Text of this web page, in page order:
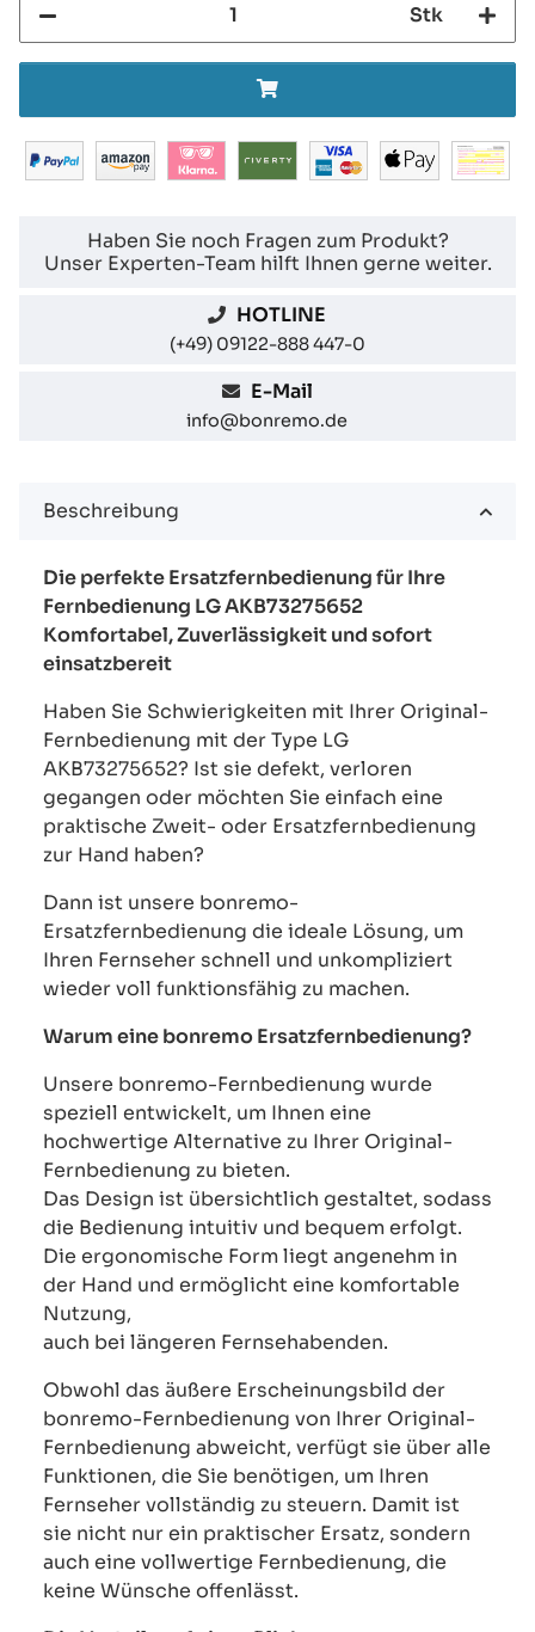
Stk
Haben Sie noch Fragen zum Produkt?
Unser Experten-Team hilft Ihnen gerne weiter.
HOTLINE
(+49) 09122-888 447-0
E-Mail
info@bonremo.de
Beschreibung
Die perfekte Ersatzfernbedienung für Ihre
Fernbedienung LG AKB73275652
Komfortabel, Zuverlässigkeit und sofort
einsatzbereit
Haben Sie Schwierigkeiten mit Ihrer Original-
Fernbedienung mit der Type LG
AKB73275652? Ist sie defekt, verloren
gegangen oder möchten Sie einfach eine
praktische Zweit- oder Ersatzfernbedienung
zur Hand haben?
Dann ist unsere bonremo-
Ersatzfernbedienung die ideale Lösung, um
Ihren Fernseher schnell und unkompliziert
wieder voll funktionsfähig zu machen.
Warum eine bonremo Ersatzfernbedienung?
Unsere bonremo-Fernbedienung wurde
speziell entwickelt, um Ihnen eine
hochwertige Alternative zu Ihrer Original-
Fernbedienung zu bieten.
Das Design ist übersichtlich gestaltet, sodass
die Bedienung intuitiv und bequem erfolgt.
Die ergonomische Form liegt angenehm in
der Hand und ermöglicht eine komfortable
Nutzung,
auch bei längeren Fernsehabenden.
Obwohl das äußere Erscheinungsbild der
bonremo-Fernbedienung von Ihrer Original-
Fernbedienung abweicht, verfügt sie über alle
Funktionen, die Sie benötigen, um Ihren
Fernseher vollständig zu steuern. Damit ist
sie nicht nur ein praktischer Ersatz, sondern
auch eine vollwertige Fernbedienung, die
keine Wünsche offenlässt.